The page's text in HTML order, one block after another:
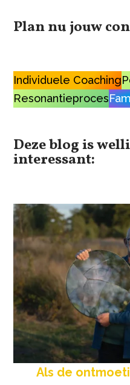
Plan nu jouw
Individuele Coaching
Resonantieproces
Deze blog is
interessant:
Als de